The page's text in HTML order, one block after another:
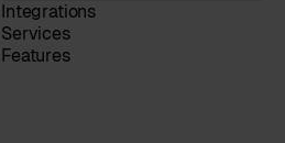
Integrations
Services
Features